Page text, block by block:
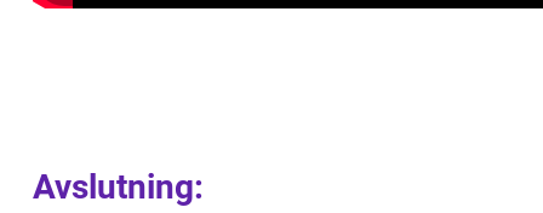
Avslutning: